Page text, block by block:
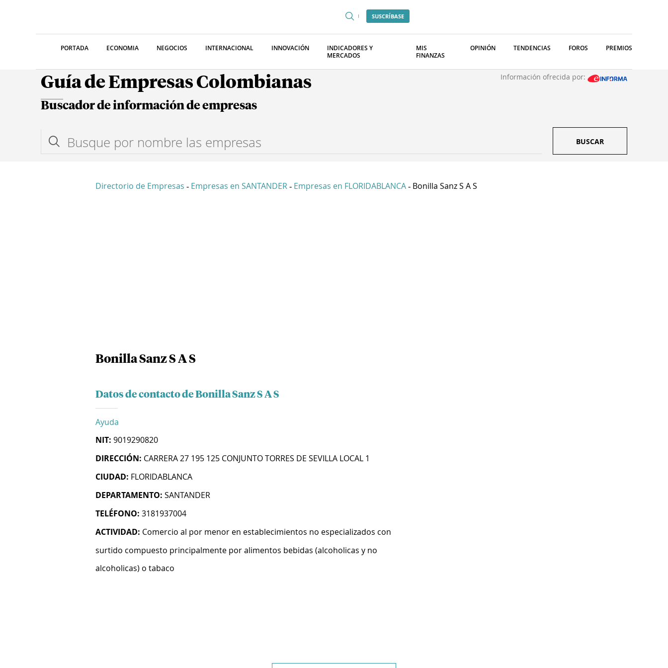
SUSCRÍBASE
PORTADA ECONOMIA NEGOCIOS INTERNACIONAL INNOVACIÓN
INDICADORES Y
MERCADOS
MIS
FINANZAS
OPINIÓN TENDENCIAS FOROS PREMIOS
Guía de Empresas Colombianas Información ofrecida por:
Buscador de información de empresas
BUSCAR
Directorio de Empresas - Empresas en SANTANDER - Empresas en FLORIDABLANCA - Bonilla Sanz S A S
Bonilla Sanz S A S
Datos de contacto de Bonilla Sanz S A S
Ayuda
NIT: 9019290820
DIRECCIÓN: CARRERA 27 195 125 CONJUNTO TORRES DE SEVILLA LOCAL 1
CIUDAD: FLORIDABLANCA
DEPARTAMENTO: SANTANDER
TELÉFONO: 3181937004
ACTIVIDAD: Comercio al por menor en establecimientos no especializados con
surtido compuesto principalmente por alimentos bebidas (alcoholicas y no
alcoholicas) o tabaco